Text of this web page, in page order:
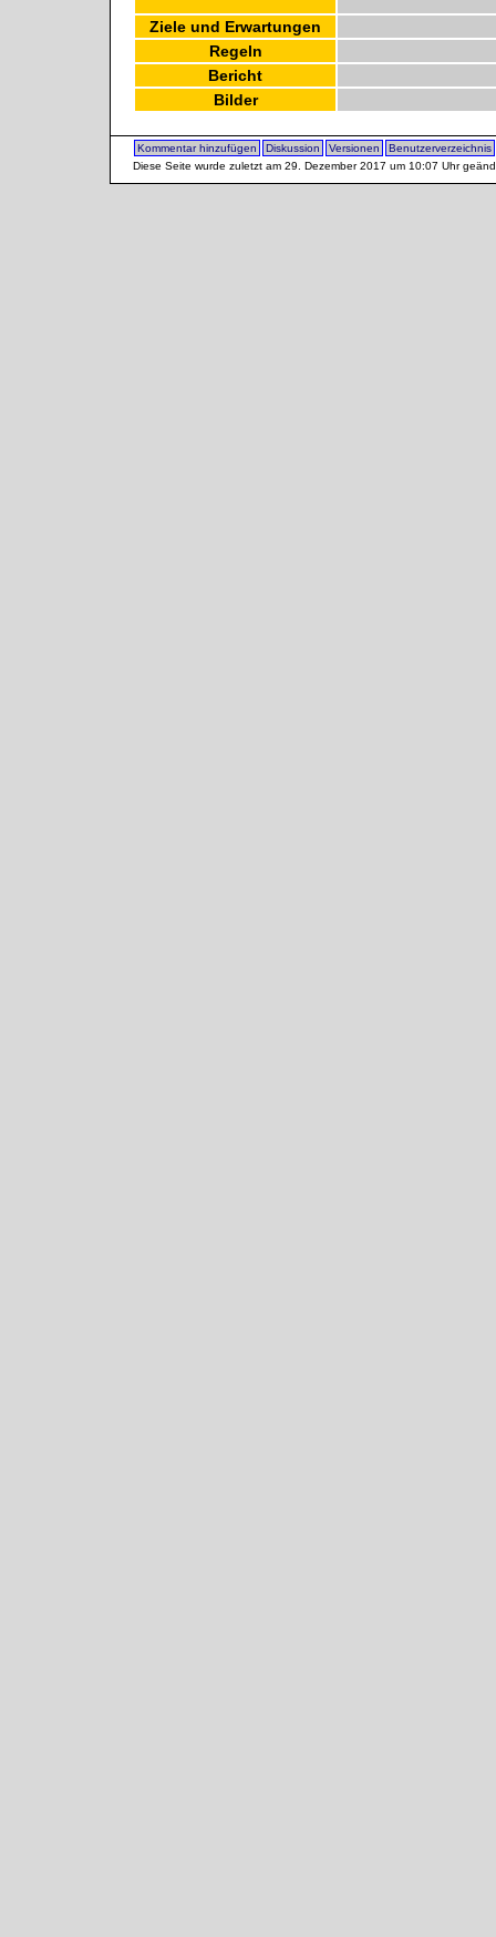
Ziele und Erwartungen
Regeln
Bericht
Bilder
Kommentar hinzufügen Diskussion Versionen
Benutzerverzeichnis
Diese Seite wurde zuletzt am 29. Dezember 2017 um 10:07 Uhr